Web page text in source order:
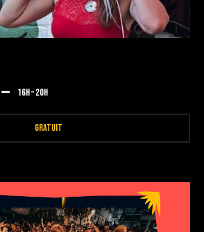
16H – 20H
GRATUIT